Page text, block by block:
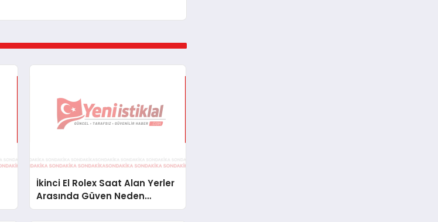
İkinci El Rolex Saat Alan Yerler
Arasında Güven Neden
Önemlidir?